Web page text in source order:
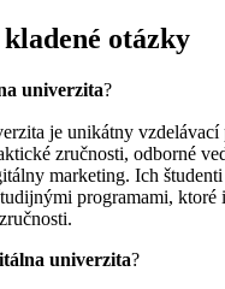
otázky
univerzita?
je unikátny
zručnosti, odborné
marketing. Ich študenti
programami, ktoré
univerzita?